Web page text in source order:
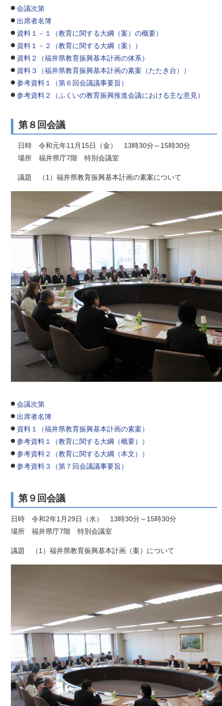
会議次第
出席者名簿
資料１－１（教育に関する大綱（案）の概要）
資料１－２（教育に関する大綱（案））
資料２（福井県教育振興基本計画の体系）
資料３（福井県教育振興基本計画の素案（たたき台））
参考資料１（第６回会議議事要旨）
参考資料２（ふくいの教育振興推進会議における主な意見）
第８回会議
日時 令和元年11月15日（金） 13時30分～15時30分
場所 福井県庁7階 特別会議室
議題 （1）福井県教育振興基本計画の素案について
会議次第
出席者名簿
資料１（福井県教育振興基本計画の素案）
参考資料１（教育に関する大綱（概要））
参考資料２（教育に関する大綱（本文））
参考資料３（第７回会議議事要旨）
第９回会議
日時 令和2年1月29日（水） 13時30分～15時30分
場所 福井県庁7階 特別会議室
議題 （1）福井県教育振興基本計画（案）について